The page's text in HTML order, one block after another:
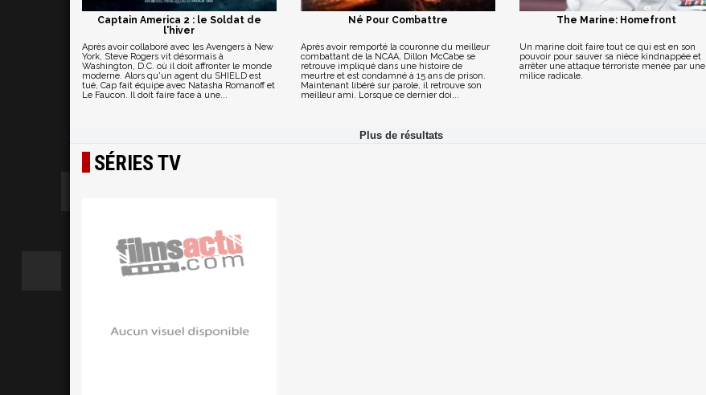
Captain America 2 : le Soldat de
l'hiver
Après avoir collaboré avec les Avengers à New
York, Steve Rogers vit désormais à
Washington, D.C. où il doit affronter le monde
moderne. Alors qu'un agent du SHIELD est
tué, Cap fait équipe avec Natasha Romanoff et
Le Faucon. Il doit faire face à une...
Né Pour Combattre
Après avoir remporté la couronne du meilleur
combattant de la NCAA, Dillon McCabe se
retrouve impliqué dans une histoire de
meurtre et est condamné à 15 ans de prison.
Maintenant libéré sur parole, il retrouve son
meilleur ami. Lorsque ce dernier doi...
The Marine: Homefront
Un marine doit faire tout ce qui est en son
pouvoir pour sauver sa nièce kindnappée et
arrêter une attaque térroriste menée par une
milice radicale.
SÉRIES TV